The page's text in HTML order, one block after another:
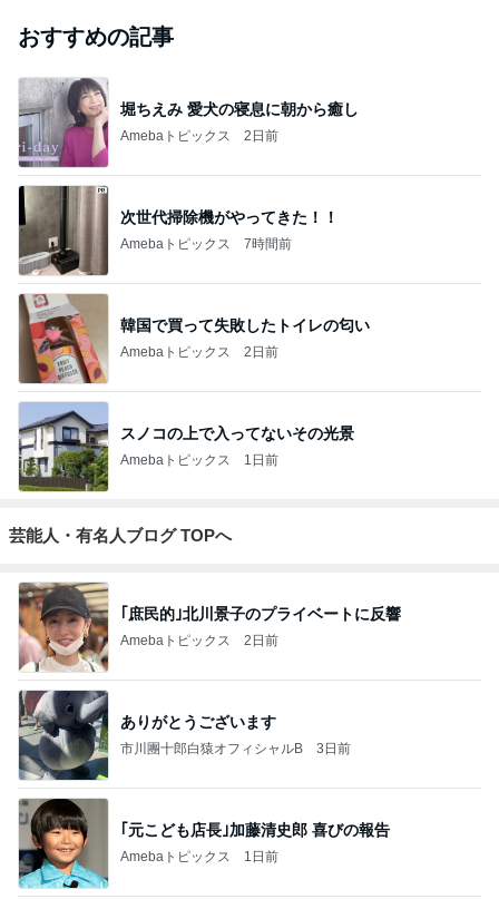
おすすめの記事
堀ちえみ 愛犬の寝息に朝から癒し
Amebaトピックス 2日前
次世代掃除機がやってきた！！
Amebaトピックス 7時間前
韓国で買って失敗したトイレの匂い
Amebaトピックス 2日前
スノコの上で入ってないその光景
Amebaトピックス 1日前
芸能人・有名人ブログ TOPへ
｢庶民的｣北川景子のプライベートに反響
Amebaトピックス 2日前
ありがとうございます
市川團十郎白猿オフィシャルB 3日前
｢元こども店長｣加藤清史郎 喜びの報告
Amebaトピックス 1日前